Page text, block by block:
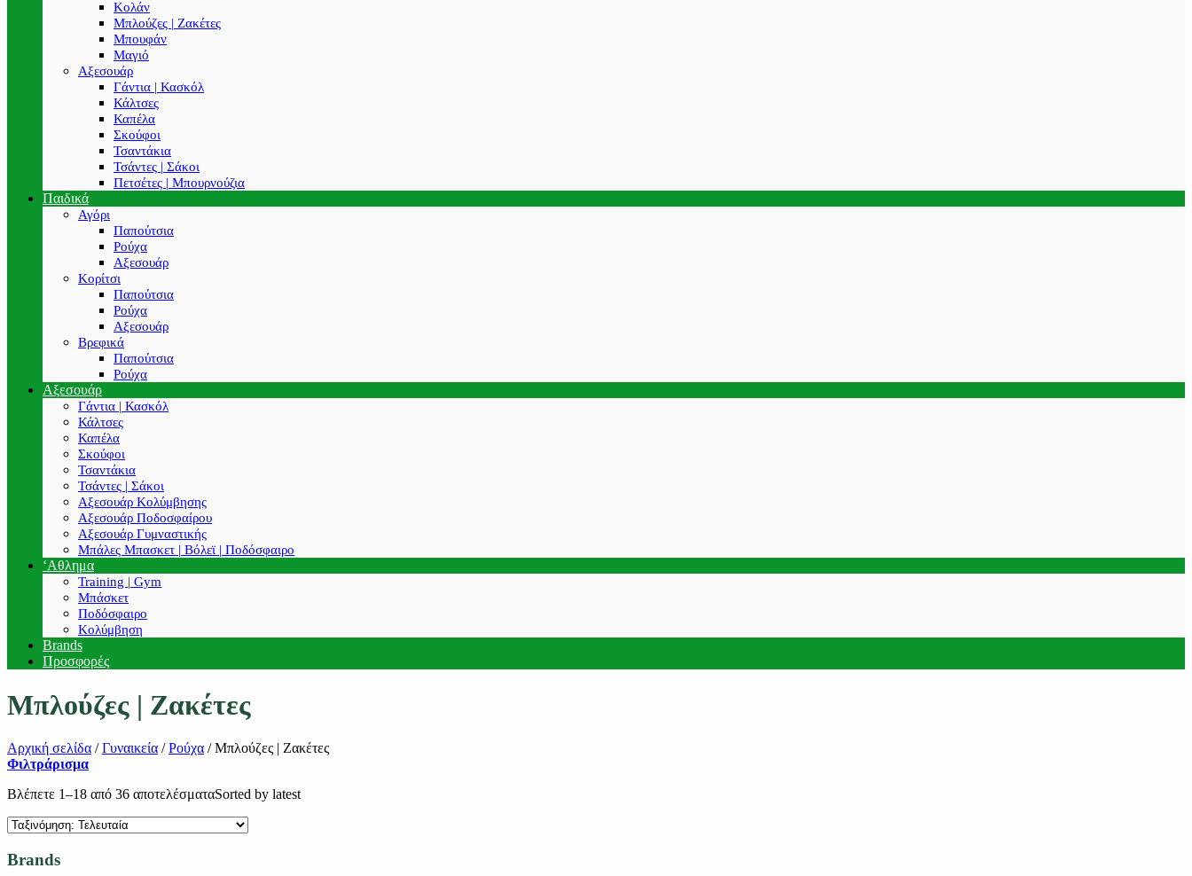
Κολάν
Μπλούζες | Ζακέτες
Μπουφάν
Μαγιό
Αξεσουάρ
Γάντια | Κασκόλ
Κάλτσες
Καπέλα
Σκούφοι
Τσαντάκια
Τσάντες | Σάκοι
Πετσέτες | Μπουρνούζια
Παιδικά
Αγόρι
Παπούτσια
Ρούχα
Αξεσουάρ
Κορίτσι
Παπούτσια
Ρούχα
Αξεσουάρ
Βρεφικά
Παπούτσια
Ρούχα
Αξεσουάρ
Γάντια | Κασκόλ
Κάλτσες
Καπέλα
Σκούφοι
Τσαντάκια
Τσάντες | Σάκοι
Αξεσουάρ Κολύμβησης
Αξεσουάρ Ποδοσφαίρου
Αξεσουάρ Γυμναστικής
Μπάλες Μπασκετ | Βόλεϊ | Ποδόσφαιρο
‘Αθλημα
Training | Gym
Μπάσκετ
Ποδόσφαιρο
Κολύμβηση
Brands
Προσφορές
Μπλούζες | Ζακέτες
Αρχική σελίδα / Γυναικεία / Ρούχα /Μπλούζες | Ζακέτες
Φιλτράρισμα
Βλέπετε 1–18 από 36 αποτελέσματαSorted by latest
Brands